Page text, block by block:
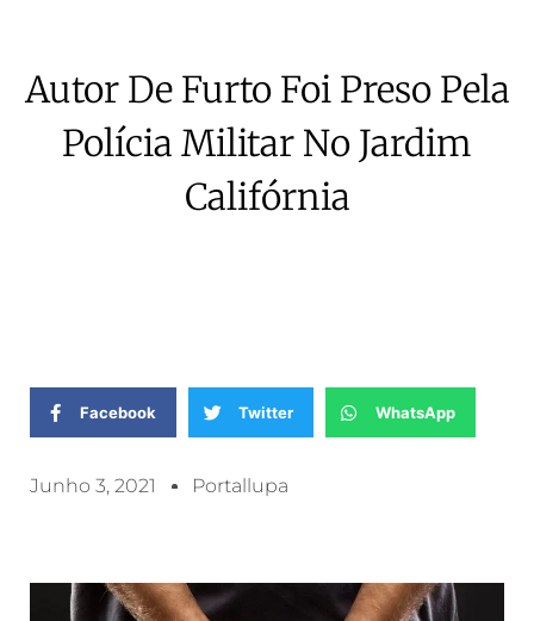
Autor De Furto Foi Preso Pela
Polícia Militar No Jardim
Califórnia
Facebook Twitter WhatsApp
Junho 3, 2021 Portallupa